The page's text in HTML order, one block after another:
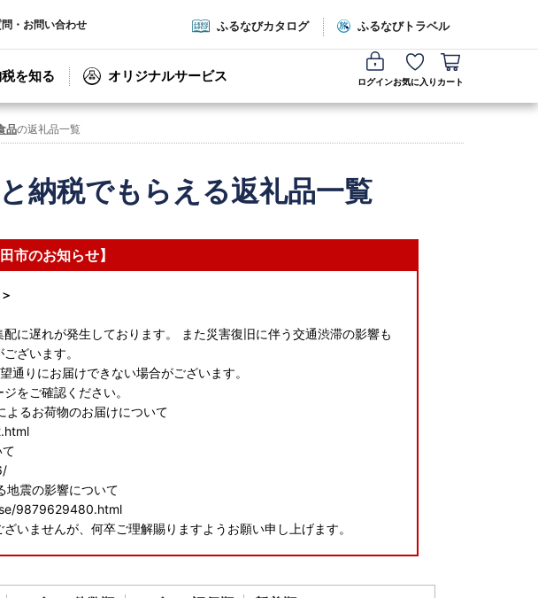
・お問い合わせ ふるなびカタログ ふるなびトラベル
を知る オリジナルサービス ログインお気に入り カート
品の返礼品一覧
納税でもらえる返礼品一覧
田市のお知らせ】
に遅れが発生しております。 また災害復旧に伴う交通渋滞の影響も
ざいます。
りにお届けできない場合がございます。
をご確認ください。
るお荷物のお届けについて
地震の影響について
9879629480.html
いませんが、何卒ご理解賜りますようお願い申し上げます。